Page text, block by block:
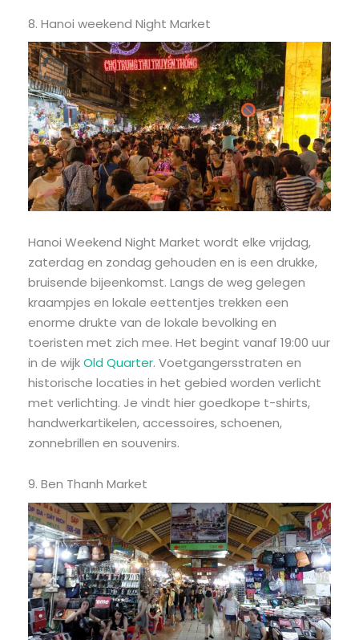
8. Hanoi weekend Night Market
Hanoi Weekend Night Market wordt elke vrijdag,
zaterdag en zondag gehouden en is een drukke,
bruisende bijeenkomst. Langs de weg gelegen
kraampjes en lokale eettentjes trekken een
enorme drukte van de lokale bevolking en
toeristen met zich mee. Het begint vanaf 19:00 uur
in de wijkOld Quarter. Voetgangersstraten en
historische locaties in het gebied worden verlicht
met verlichting. Je vindt hier goedkope t-shirts,
handwerkartikelen, accessoires, schoenen,
zonnebrillen en souvenirs.
9. Ben Thanh Market